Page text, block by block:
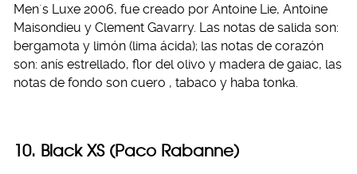
Men`s Luxe 2006, fue creado por Antoine Lie, Antoine
Maisondieu y Clement Gavarry. Las notas de salida son:
bergamota y limón (lima ácida); las notas de corazón
son: anís estrellado, flor del olivo y madera de gaiac, las
notas de fondo son cuero , tabaco y haba tonka.
10. Black XS (Paco Rabanne)